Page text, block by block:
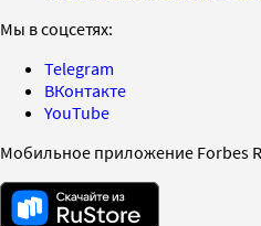
Мы в соцсетях:
Telegram
ВКонтакте
YouTube
Мобильное приложение Forbes